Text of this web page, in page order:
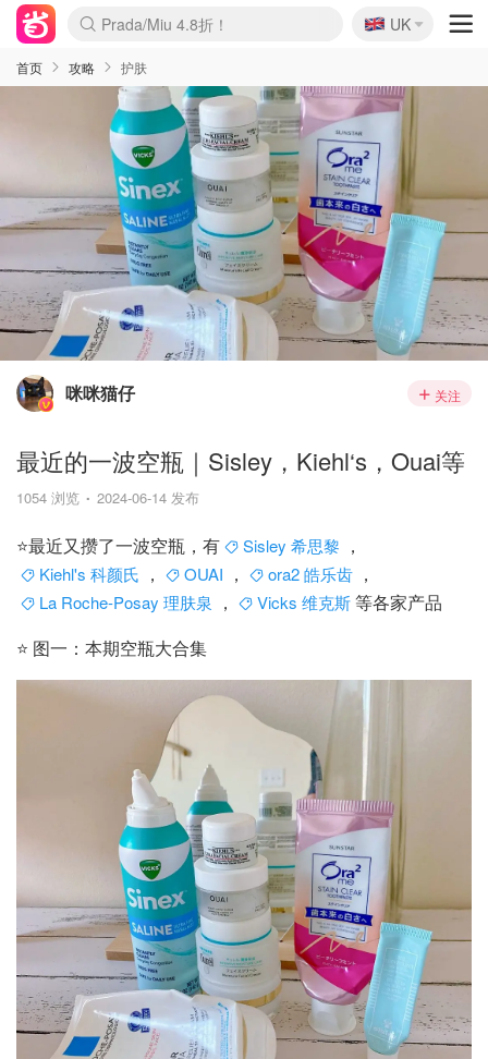
麦卢卡蜂蜜夏促！个位数！
Prada/Miu 4.8折！
啥？必胜客披萨5折！
🇬🇧
UK
首页 攻略 护肤
咪咪猫仔 关注
最近的一波空瓶｜Sisley，Kiehl‘s，Ouai等
1054 浏览 2024-06-14 发布
⭐️最近又攒了一波空瓶，有 Sisley 希思黎 ，
Kiehl's 科颜氏 ， OUAI ， ora2 皓乐齿 ，
La Roche-Posay 理肤泉 ， Vicks 维克斯等各家产品
⭐️ 图一：本期空瓶大合集